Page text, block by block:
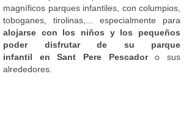
magníficos parques infantiles, con columpios,
toboganes, tirolinas,... especialmente para
alojarse con los niños y los pequeños
poder disfrutar de su parque
infantil en Sant Pere Pescadoro sus
alrededores.